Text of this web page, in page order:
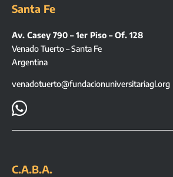
Santa Fe
Av. Casey 790 – 1er Piso – Of. 128
Venado Tuerto – Santa Fe
Argentina
venadotuerto@fundacionuniversitariagl.org

C.A.B.A.